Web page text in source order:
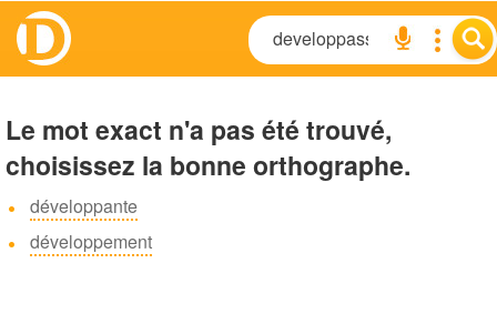
Le mot exact n'a pas été trouvé,
choisissez la bonne orthographe.
développante
développement